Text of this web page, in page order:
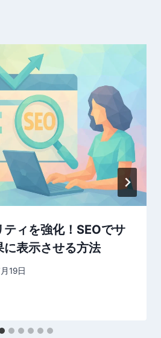
ィを強化！SEOでサ
に表示させる方法
19日